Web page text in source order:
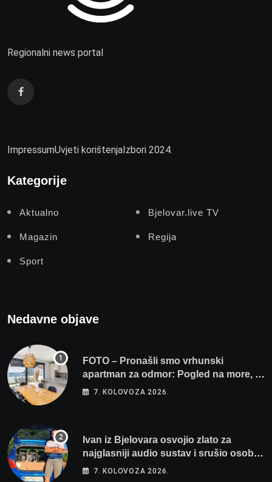
Regionalni news portal
ImpressumUvjeti korištenjaIzbori 2024.
Kategorije
Aktualno Bjelovar.live TV
Magazin Regija
Sport
Nedavne objave
FOTO – Pronašli smo vrhunski
apartman za odmor: Pogled na more, tri
spavaće sobe i terasa koja osvaja
7. KOLOVOZA 2026.
Ivan iz Bjelovara osvojio zlato za
najglasniji audio sustav i srušio osobni
rekord od čak 145,9 dB!
7. KOLOVOZA 2026.